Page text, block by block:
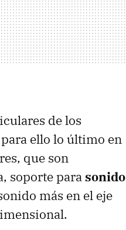
de los
ello lo último en
que son
soporte parasonido
más en el eje